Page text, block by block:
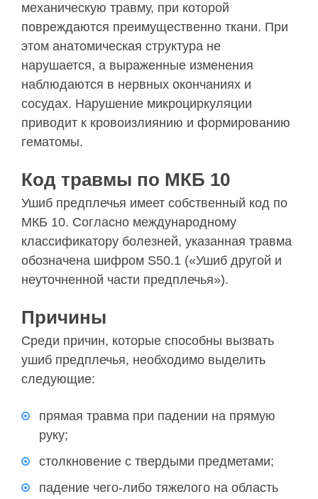
механическую травму, при которой
повреждаются преимущественно ткани. При
этом анатомическая структура не
нарушается, а выраженные изменения
наблюдаются в нервных окончаниях и
сосудах. Нарушение микроциркуляции
приводит к кровоизлиянию и формированию
гематомы.
Код травмы по МКБ 10
Ушиб предплечья имеет собственный код по
МКБ 10. Согласно международному
классификатору болезней, указанная травма
обозначена шифром S50.1 («Ушиб другой и
неуточненной части предплечья»).
Причины
Среди причин, которые способны вызвать
ушиб предплечья, необходимо выделить
следующие:
прямая травма при падении на прямую
руку;
столкновение с твердыми предметами;
падение чего-либо тяжелого на область